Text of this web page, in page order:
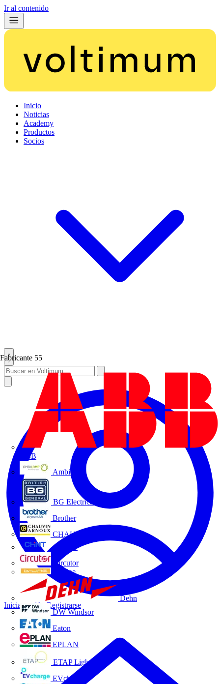
Ir al contenido
Inicio
Noticias
Academy
Productos
Socios
Fabricante 55
ABB
Ambilamp
BG Electrical
Brother
CHAUVIN ARNOUX
CHINT
Circutor
D-Line
Dehn
DW Windsor
Eaton
EPLAN
ETAP Lighting
EVcharge
Iniciar sesión Registrarse